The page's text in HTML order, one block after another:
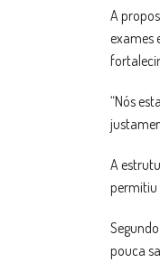
A
exames
“Nós
A
permitiu
pouca